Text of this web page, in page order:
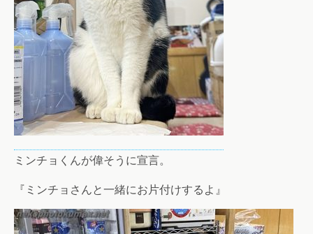
ミンチョくんが偉そうに宣言。
『ミンチョさんと一緒にお片付けするよ』